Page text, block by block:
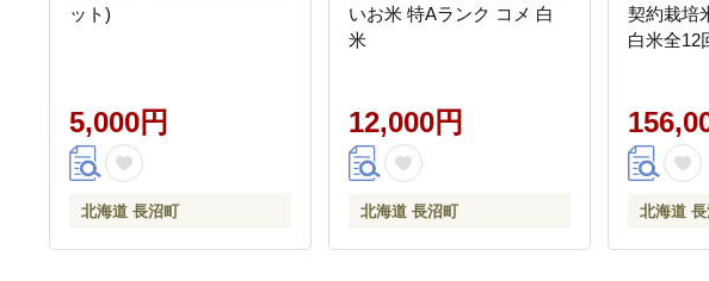
ット)
5,000円
北海道 長沼町
いお米 特Aランク コメ 白
米
12,000円
北海道 長沼町
契約栽培米 美味しい
白米全12
北海道